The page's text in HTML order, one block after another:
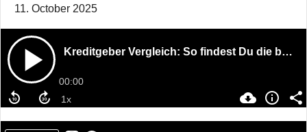
11. October 2025
Kreditgeber Vergleich: So findest Du die besten P2P Kredite Anbieter im Markt!
00:00